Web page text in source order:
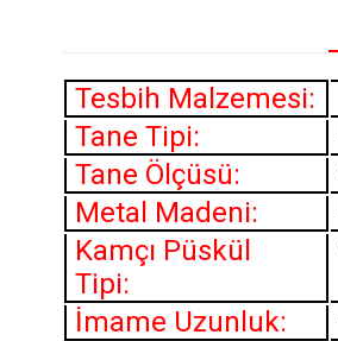
Tesbih Malzemesi:
Tane Tipi:
Tane Ölçüsü:
Metal Madeni:
Kamçı Püskül
Tipi:
İmame Uzunluk: